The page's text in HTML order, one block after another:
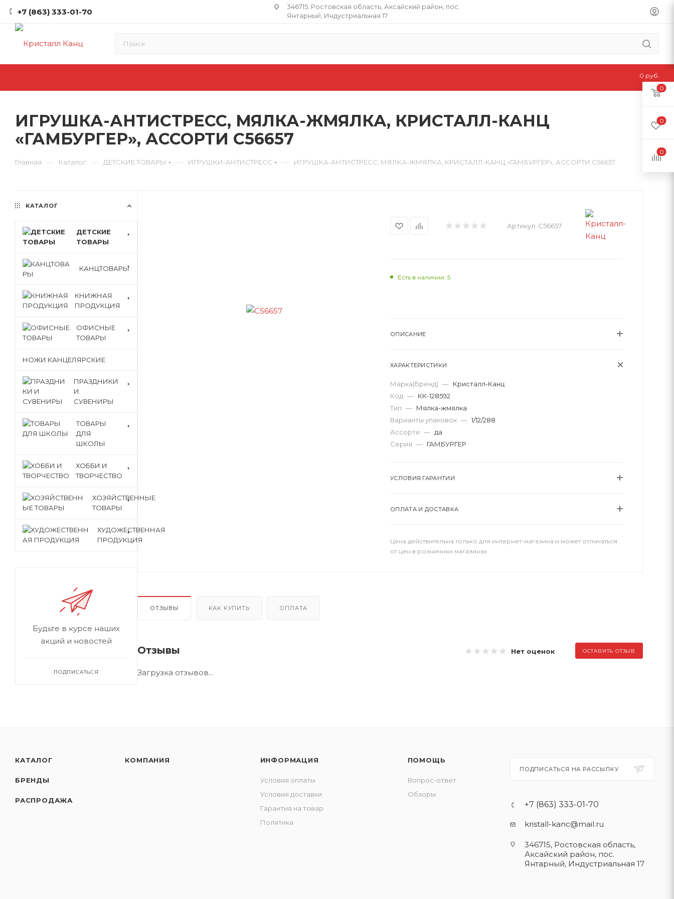
+7 (863) 333-01-70
346715, Ростовская область​, Аксайский район, пос.
Янтарный, Индустриальная 17
ИГРУШКА-АНТИСТРЕСС, МЯЛКА-ЖМЯЛКА, КРИСТАЛЛ-КАНЦ
«ГАМБУРГЕР», АССОРТИ C56657
Главная — Каталог — ДЕТСКИЕ ТОВАРЫ — ИГРУШКИ-АНТИСТРЕСС — ИГРУШКА-АНТИСТРЕСС, МЯЛКА-ЖМЯЛКА, КРИСТАЛЛ-КАНЦ «ГАМБУРГЕР», АССОРТИ C56657
Артикул: C56657
Есть в наличии: 5
ОПИСАНИЕ
ХАРАКТЕРИСТИКИ
Марка(Бренд) — Кристалл-Канц
Код — КК-128592
Тип — Мялка-жмялка
Варианты упаковок — 1/12/288
Ассорти — да
Серия — ГАМБУРГЕР
УСЛОВИЯ ГАРАНТИИ
ОПЛАТА И ДОСТАВКА
Цена действительна только для интернет-магазина и может отличаться
от цен в розничных магазинах
ОТЗЫВЫ КАК КУПИТЬ ОПЛАТА
Отзывы Нет оценок ОСТАВИТЬ ОТЗЫВ
Загрузка отзывов...
КАТАЛОГ
ДЕТСКИЕ
ТОВАРЫ
КАНЦТОВАРЫ
КНИЖНАЯ
ПРОДУКЦИЯ
ОФИСНЫЕ
ТОВАРЫ
НОЖИ КАНЦЕЛЯРСКИЕ
ПРАЗДНИКИ
И
СУВЕНИРЫ
ТОВАРЫ
ДЛЯ
ШКОЛЫ
ХОББИ И
ТВОРЧЕСТВО
ХОЗЯЙСТВЕННЫЕ
ТОВАРЫ
ХУДОЖЕСТВЕННАЯ
ПРОДУКЦИЯ
Будьте в курсе наших
акций и новостей
ПОДПИСАТЬСЯ
КАТАЛОГ
БРЕНДЫ
РАСПРОДАЖА
КОМПАНИЯ ИНФОРМАЦИЯ
Условия оплаты
Условия доставки
Гарантия на товар
Политика
ПОМОЩЬ
Вопрос-ответ
Обзоры
ПОДПИСАТЬСЯ НА РАССЫЛКУ
+7 (863) 333-01-70
kristall-kanc@mail.ru
346715, Ростовская область​,
Аксайский район, пос.
Янтарный, Индустриальная 17
0
0
0
0 руб.